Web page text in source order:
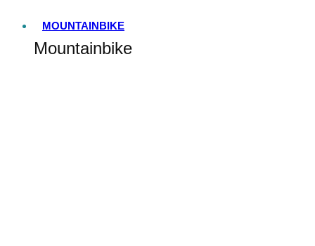
MOUNTAINBIKE
Mountainbike